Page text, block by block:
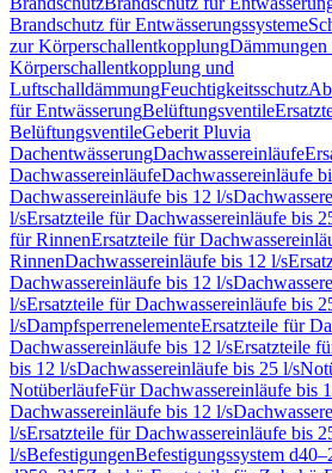
Brandschutz für Entwässerungssysteme
zur KörperschallentkopplungDämmungen
Körperschallentkopplung und
LuftschalldämmungFeuchtigkeitsschutz
für EntwässerungBelüftungsventile
BelüftungsventileGeberit Pluvia
DachentwässerungDachwassereinläufe
DachwassereinläufeDachwassereinläufe
Dachwassereinläufe bis 12 l/s
l/sErsatzteile für Dachwassereinläufe bis
für RinnenErsatzteile für
RinnenDachwassereinläufe bis 12 l/s
Dachwassereinläufe bis 12 l/s
l/sErsatzteile für Dachwassereinläufe bis
l/sDampfsperrenelementeErsatzteile für
Dachwassereinläufe bis 12 l/sErsatzteile
bis 12 l/sDachwassereinläufe bis 25 l/s
NotüberläufeFür Dachwassereinläufe bis
Dachwassereinläufe bis 12 l/s
l/sErsatzteile für Dachwassereinläufe bis
l/sBefestigungenBefestigungssystem